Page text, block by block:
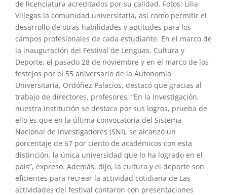
de licenciatura acreditados por su calidad. Fotos: Lilia
Villegas la comunidad universitaria, así como permitir el
desarrollo de otras habilidades y aptitudes para los
campos profesionales de cada estudiante. En el marco de
la inauguración del Festival de Lenguas, Cultura y
Deporte, el pasado 28 de noviembre y en el marco de los
festejos por el 55 aniversario de la Autonomía
Universitaria, Ordóñez Palacios, destacó que gracias al
trabajo de directores, profesores, “En la investigación,
nuestra institución se destaca por sus logros, prueba de
ello es que en la última convocatoria del Sistema
Nacional de Investigadores (SNI), se alcanzó un
porcentaje de 67 por ciento de académicos con esta
distinción, la única universidad que lo ha logrado en el
país”, expresó. Además, dijo, la cultura y el deporte son
eficientes para recrear la actividad cotidiana de Las
actividades del festival contaron con presentaciones